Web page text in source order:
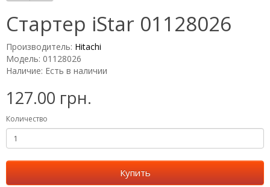
Стартер iStar 01128026
Производитель: Hitachi
Модель: 01128026
Наличие: Есть в наличии
127.00 грн.
Количество
Купить